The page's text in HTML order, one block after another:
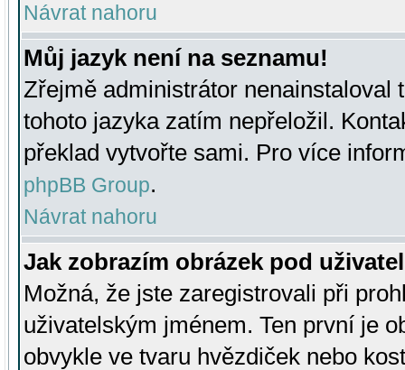
Návrat nahoru
Můj jazyk není na seznamu!
Zřejmě administrátor nenainstaloval
tohoto jazyka zatím nepřeložil.
překlad vytvořte sami. Pro více
phpBB Group.
Návrat nahoru
Jak zobrazím obrázek pod
Možná, že jste zaregistrovali při
uživatelským jménem. Ten první je
obvykle ve tvaru hvězdiček nebo